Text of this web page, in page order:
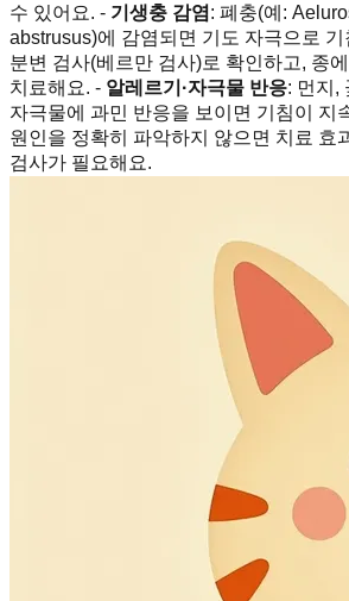
수 있어요. - 기생충 감염: 폐충(예:
abstrusus)에 감염되면 기도 자극으로
분변 검사(베르만 검사)로 확인하고, 종
치료해요. - 알레르기·자극물 반응: 먼지,
자극물에 과민 반응을 보이면 기침이 지
원인을 정확히 파악하지 않으면 치료 효
검사가 필요해요.